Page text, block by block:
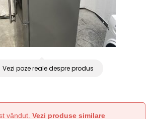
Vezi poze reale despre produs
vândut. Vezi produse similare